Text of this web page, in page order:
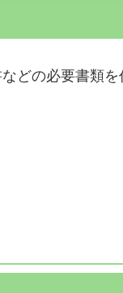
どの必要書類を